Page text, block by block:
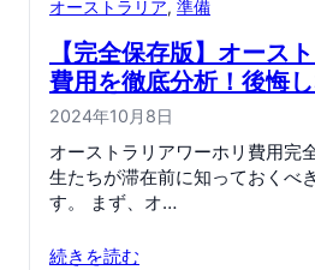
オーストラリア, 準備
【完全保存版】オース
費用を徹底分析！後悔
2024年10月8日
オーストラリアワーホリ費用完
生たちが滞在前に知っておくべ
す。 まず、オ…
続きを読む